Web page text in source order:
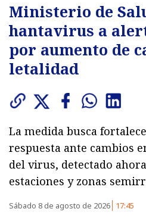
Ministerio de
hantavirus a
por aumento de
letalidad
La medida busca
respuesta ante cambios
del virus, detectado
estaciones y zonas
Sábado 8 de agosto de 2026 17:45